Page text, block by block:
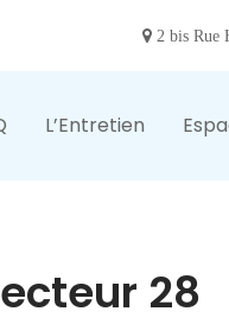
2 bis Rue
L’Entretien
28